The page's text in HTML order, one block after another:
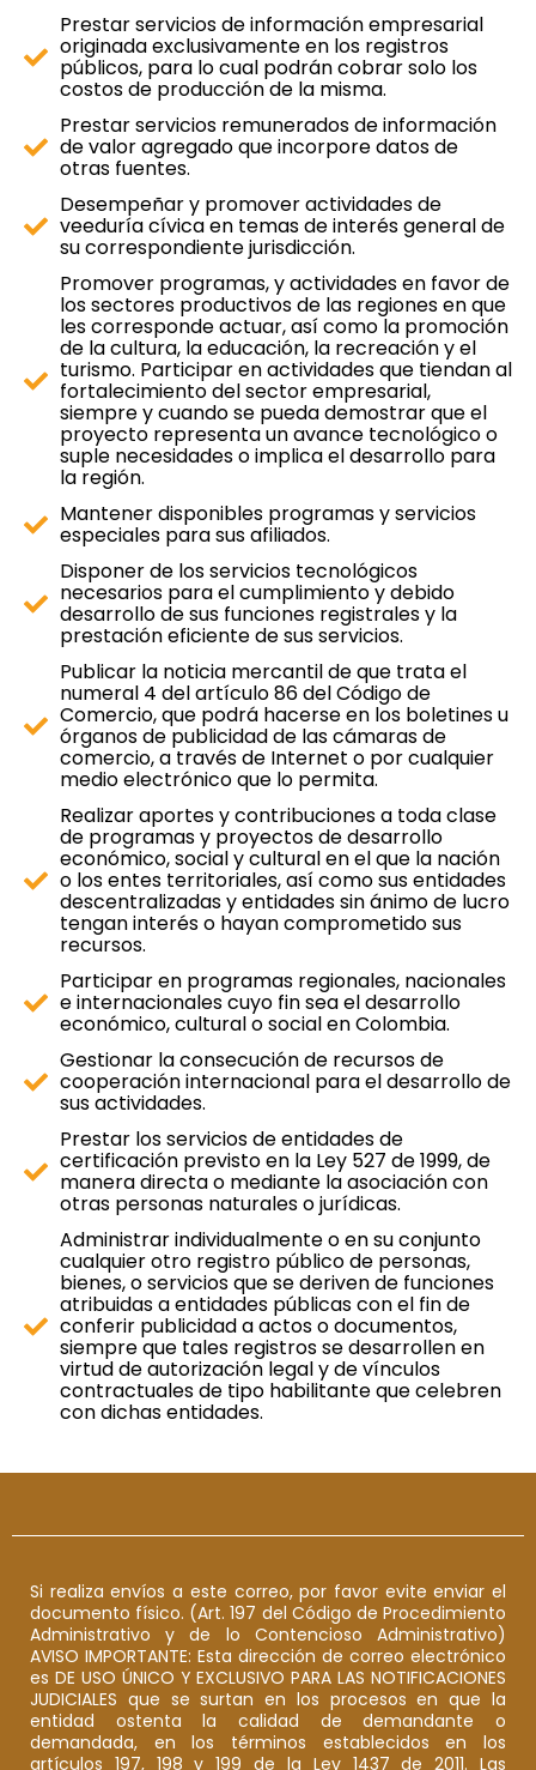
Prestar servicios de información empresarial
originada exclusivamente en los registros
públicos, para lo cual podrán cobrar solo los
costos de producción de la misma.
Prestar servicios remunerados de información
de valor agregado que incorpore datos de
otras fuentes.
Desempeñar y promover actividades de
veeduría cívica en temas de interés general de
su correspondiente jurisdicción.
Promover programas, y actividades en favor de
los sectores productivos de las regiones en que
les corresponde actuar, así como la promoción
de la cultura, la educación, la recreación y el
turismo. Participar en actividades que tiendan al
fortalecimiento del sector empresarial,
siempre y cuando se pueda demostrar que el
proyecto representa un avance tecnológico o
suple necesidades o implica el desarrollo para
la región.
Mantener disponibles programas y servicios
especiales para sus afiliados.
Disponer de los servicios tecnológicos
necesarios para el cumplimiento y debido
desarrollo de sus funciones registrales y la
prestación eficiente de sus servicios.
Publicar la noticia mercantil de que trata el
numeral 4 del artículo 86 del Código de
Comercio, que podrá hacerse en los boletines u
órganos de publicidad de las cámaras de
comercio, a través de Internet o por cualquier
medio electrónico que lo permita.
Realizar aportes y contribuciones a toda clase
de programas y proyectos de desarrollo
económico, social y cultural en el que la nación
o los entes territoriales, así como sus entidades
descentralizadas y entidades sin ánimo de lucro
tengan interés o hayan comprometido sus
recursos.
Participar en programas regionales, nacionales
e internacionales cuyo fin sea el desarrollo
económico, cultural o social en Colombia.
Gestionar la consecución de recursos de
cooperación internacional para el desarrollo de
sus actividades.
Prestar los servicios de entidades de
certificación previsto en la Ley 527 de 1999, de
manera directa o mediante la asociación con
otras personas naturales o jurídicas.
Administrar individualmente o en su conjunto
cualquier otro registro público de personas,
bienes, o servicios que se deriven de funciones
atribuidas a entidades públicas con el fin de
conferir publicidad a actos o documentos,
siempre que tales registros se desarrollen en
virtud de autorización legal y de vínculos
contractuales de tipo habilitante que celebren
con dichas entidades.
Si realiza envíos a este correo, por favor evite enviar el
documento físico. (Art. 197 del Código de Procedimiento
Administrativo y de lo Contencioso Administrativo)
AVISO IMPORTANTE: Esta dirección de correo electrónico
es DE USO ÚNICO Y EXCLUSIVO PARA LAS NOTIFICACIONES
JUDICIALES que se surtan en los procesos en que la
entidad ostenta la calidad de demandante o
demandada, en los términos establecidos en los
artículos 197, 198 y 199 de la Ley 1437 de 2011. Las